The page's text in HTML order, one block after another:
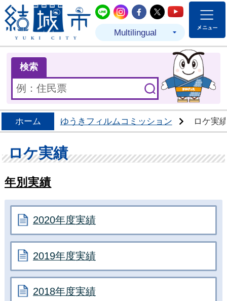
結城市公式LINE
結城市公式Instagram
結城市公式
結城市公式
結城市
Multilingual
検索
ホーム ゆうきフィルムコミッション ロケ実
ロケ実績
年別実績
2020年度実績
2019年度実績
2018年度実績